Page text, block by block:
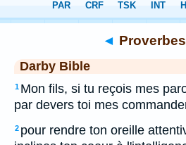
> Proverbes 2
◄
Darby Bible
1 Mon fils, si tu reçois mes
par devers toi mes
2 pour rendre ton oreille